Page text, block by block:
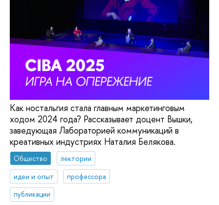
Как ностальгия стала главным маркетинговым
ходом 2024 года? Рассказывает доцент Вышки,
заведующая Лабораторией коммуникаций в
креативных индустриях Наталия Белякова.
Общество
лектории
идеи и опыт
профессора
публикации